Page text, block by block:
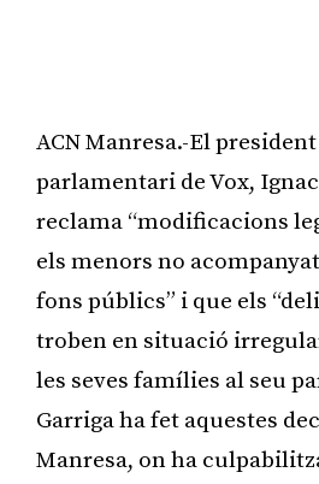
ACN Manresa.-El
parlamentari de Vox,
reclama “modificacions
els menors no
fons públics” i que els
troben en situació
les seves famílies al seu
Garriga ha fet aquestes
Manresa, on ha